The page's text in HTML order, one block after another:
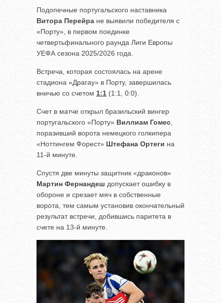
Подопечные португальского наставника
Витора Перейра не выявили победителя с
«Порту», в первом поединке
четвертьфинального раунда Лиги Европы
УЕФА сезона 2025/2026 года.
Встреча, которая состоялась на арене
стадиона «Драгау» в Порту, завершилась
вничью со счетом 1:1 (1:1, 0:0).
Счет в матче открыл бразильский вингер
португальского «Порту» Виллиам Гомес
поразивший ворота немецкого голкипера
«Ноттингем Форест» Штефана Ортеги на
11-й минуте.
Спустя две минуты защитник «драконов»
Мартин Фернандеш допускает ошибку в
обороне и срезает мяч в собственные
ворота, тем самым установив окончательный
результат встречи, добившись паритета в
счете на 13-й минуте.